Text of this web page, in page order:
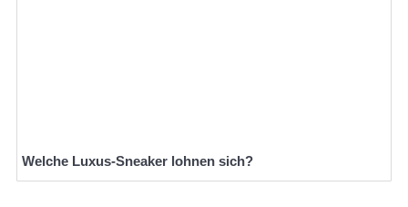
Welche Luxus-Sneaker lohnen sich?